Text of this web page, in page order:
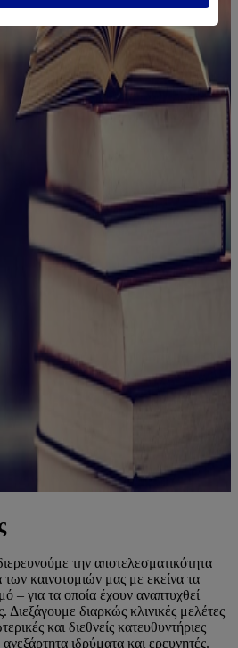
την αποτελεσματικότητα
των καινοτομιών μας με εκείνα τα
– για τα οποία έχουν αναπτυχθεί
Διεξάγουμε διαρκώς κλινικές μελέτες
και διεθνείς κατευθυντήριες
ιδρύματα και ερευνητές.​